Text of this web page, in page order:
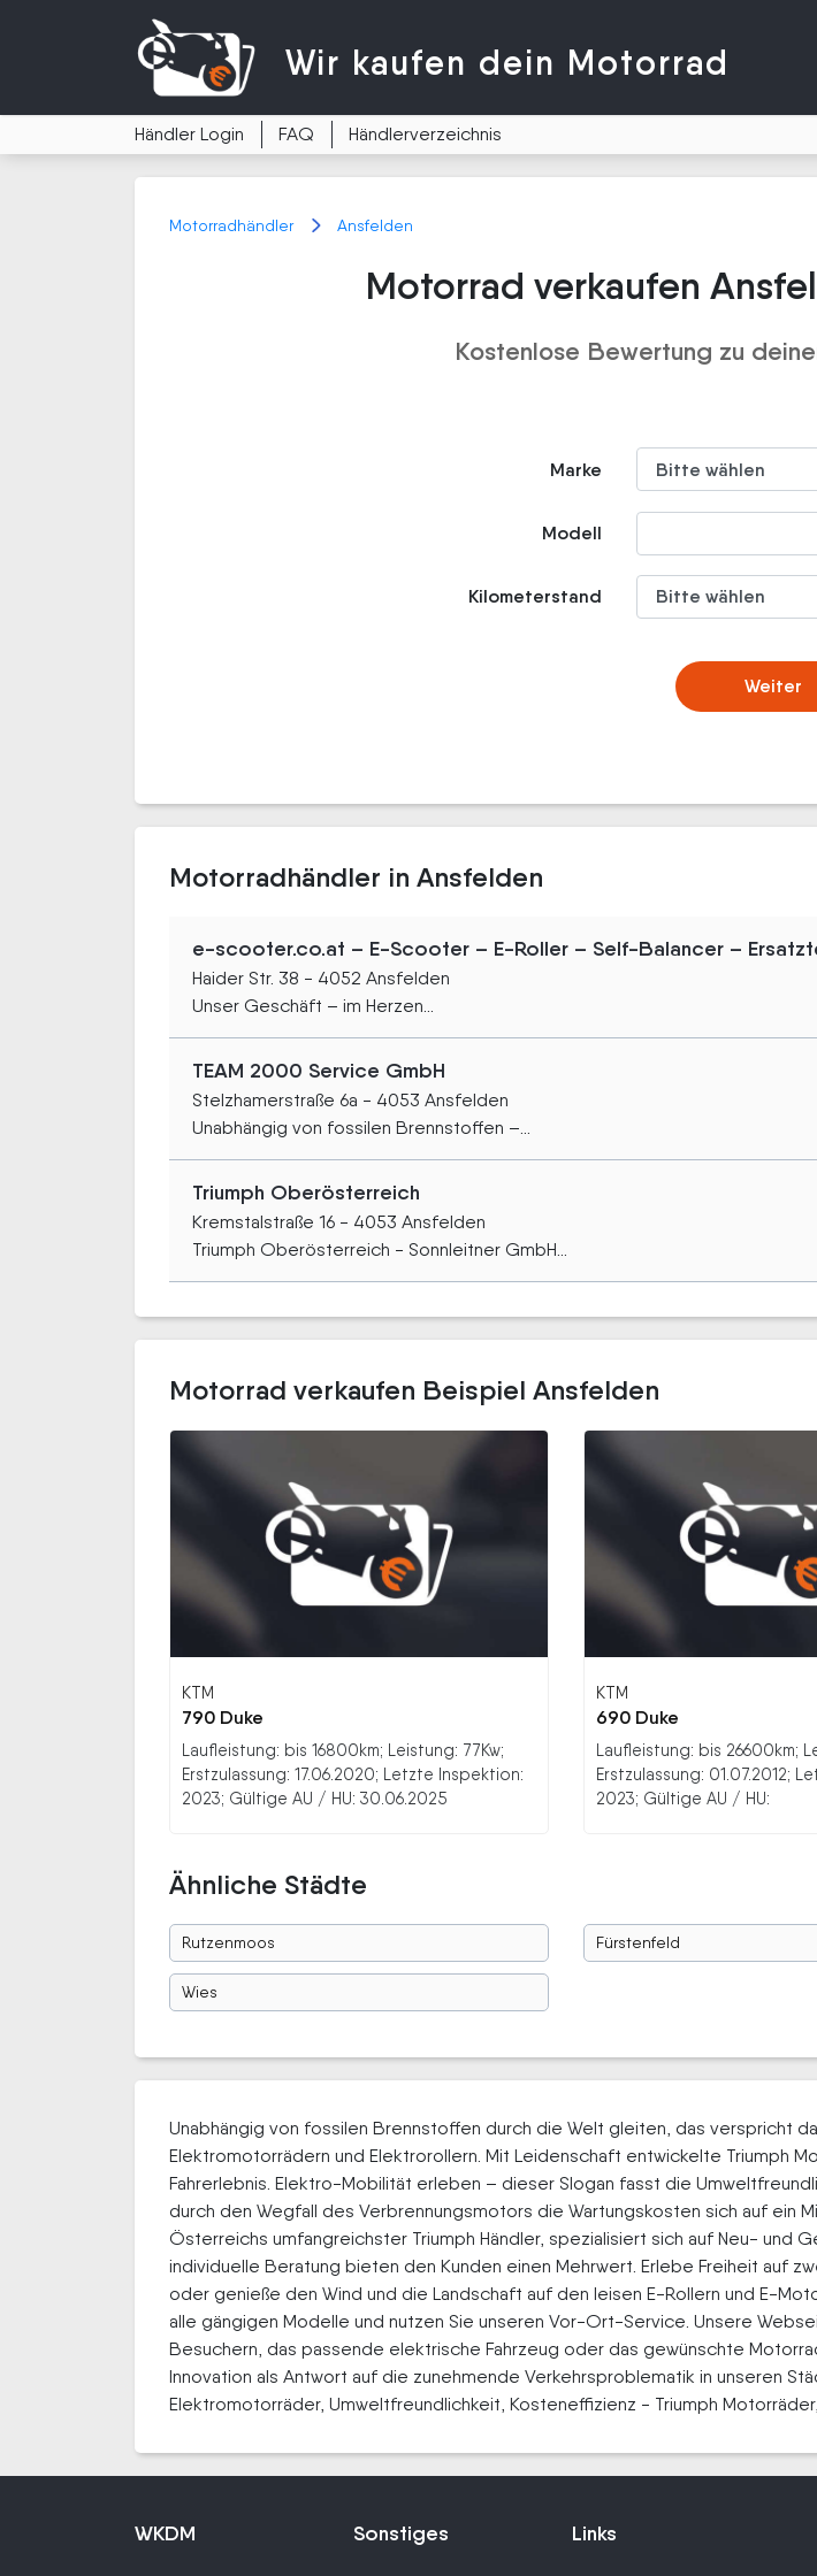
Wir kaufen dein Motorrad
Händler Login FAQ Händlerverzeichnis
Motorradhändler Ansfelden
Motorrad verkaufen
Kostenlose Bewertung zu
Marke
Modell
Kilometerstand
Weiter
Motorradhändler in Ansfelden
e-scooter.co.at – E-Scooter – E-Roller – Self-Balancer –
Haider Str. 38 - 4052 Ansfelden
Unser Geschäft – im Herzen...
TEAM 2000 Service GmbH
Stelzhamerstraße 6a - 4053 Ansfelden
Unabhängig von fossilen Brennstoffen –...
Triumph Oberösterreich
Kremstalstraße 16 - 4053 Ansfelden
Triumph Oberösterreich - Sonnleitner GmbH...
Motorrad verkaufen Beispiel Ansfelden
KTM
790 Duke
Laufleistung: bis 16800km; Leistung: 77Kw;
Erstzulassung: 17.06.2020; Letzte Inspektion:
2023; Gültige AU / HU: 30.06.2025
KTM
690 Duke
Laufleistung: bis 26600km;
Erstzulassung: 01.07.2012;
2023; Gültige AU / HU:
Ähnliche Städte
Rutzenmoos Fürstenfeld
Wies
Unabhängig von fossilen Brennstoffen durch die Welt gleiten, das verspricht
Elektromotorrädern und Elektrorollern. Mit Leidenschaft entwickelte Triumph
Fahrerlebnis. Elektro-Mobilität erleben – dieser Slogan fasst die
durch den Wegfall des Verbrennungsmotors die Wartungskosten sich auf ein
Österreichs umfangreichster Triumph Händler, spezialisiert sich auf Neu- und
individuelle Beratung bieten den Kunden einen Mehrwert. Erlebe Freiheit auf
oder genieße den Wind und die Landschaft auf den leisen E-Rollern und E-
alle gängigen Modelle und nutzen Sie unseren Vor-Ort-Service. Unsere
Besuchern, das passende elektrische Fahrzeug oder das gewünschte
Innovation als Antwort auf die zunehmende Verkehrsproblematik in unseren
Elektromotorräder, Umweltfreundlichkeit, Kosteneffizienz - Triumph
WKDM Sonstiges Links